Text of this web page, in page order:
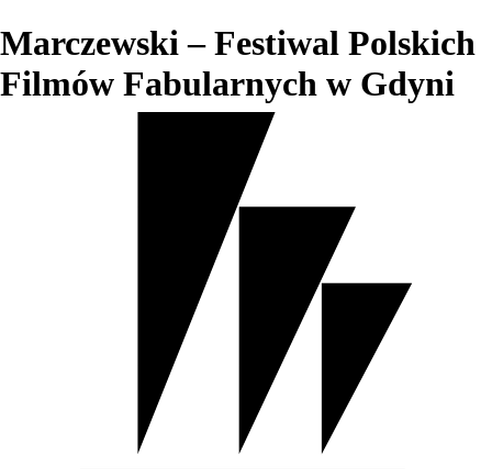
Marczewski – Festiwal Polskich
Filmów Fabularnych w Gdyni